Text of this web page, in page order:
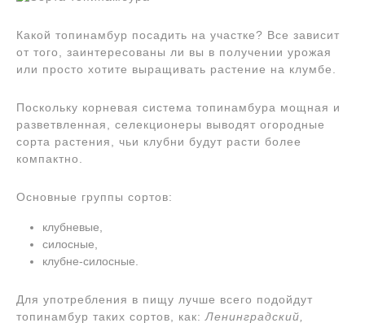
Какой топинамбур посадить на участке? Все зависит
от того, заинтересованы ли вы в получении урожая
или просто хотите выращивать растение на клумбе.
Поскольку корневая система топинамбура мощная и
разветвленная, селекционеры выводят огородные
сорта растения, чьи клубни будут расти более
компактно.
Основные группы сортов:
клубневые,
силосные,
клубне-силосные.
Для употребления в пищу лучше всего подойдут
топинамбур таких сортов, как: Ленинградский,